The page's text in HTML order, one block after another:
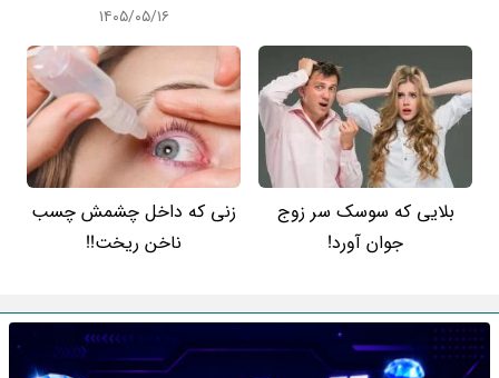
۱۴۰۵/۰۵/۱۶
بلایی که سوسک سر زوج
جوان آورد!
زنی که داخل چشمش چسب
ناخن ریخت!!